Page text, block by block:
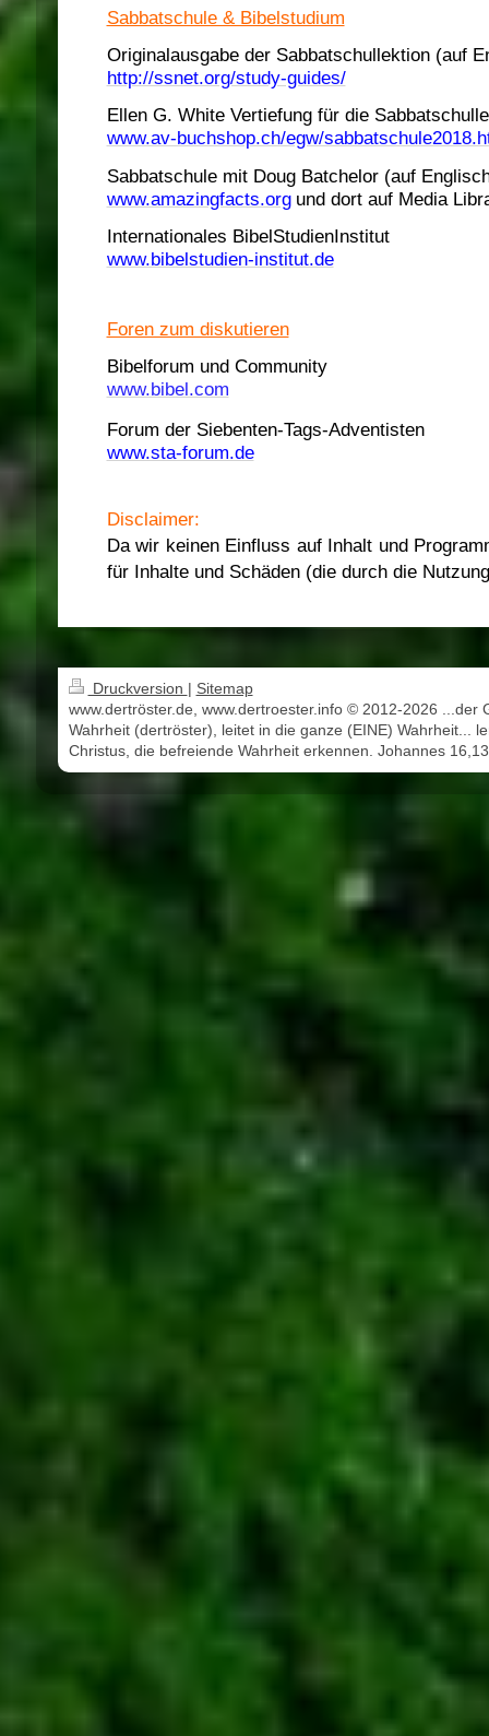
Sabbatschule & Bibelstudium
Originalausgabe der Sabbatschullektion (auf
http://ssnet.org/study-guides/
Ellen G. White Vertiefung für die
www.av-buchshop.ch/egw/
Sabbatschule mit Doug Batchelor (auf
www.amazingfacts.org und dort auf Media
Internationales BibelStudienInstitut
www.bibelstudien-institut.de
Foren zum diskutieren
Bibelforum und Community
www.bibel.com
Forum der Siebenten-Tags-Adventisten
www.sta-forum.de
Disclaimer:
Da wir keinen Einfluss auf Inhalt und
für Inhalte und Schäden (die durch die
Druckversion | Sitemap
www.dertröster.de, www.dertroester.info © 2012-2026 ...der
Wahrheit (dertröster), leitet in die ganze (EINE) Wahrheit...
Christus, die befreiende Wahrheit erkennen. Johannes 16,13